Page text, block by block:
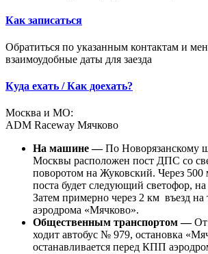
Как записаться
Обратиться по указанным контактам и
взаимоудобные даты для заезда
Куда ехать / Как доехать?
Москва и МО:
ADM Raceway Мячково
На машине —По Новорязанскому
Москвы расположен пост ДПС со
поворотом на Жуковский. Через 500
поста будет следующий светофор,
Затем примерно через 2 км въезд
аэродрома «Мячково».
Общественным транспортом —От
ходит автобус № 979, остановка
останавливается перед КПП